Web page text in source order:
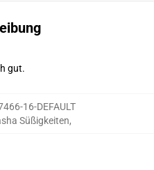
gut.
16-DEFAULT
Süßigkeiten,